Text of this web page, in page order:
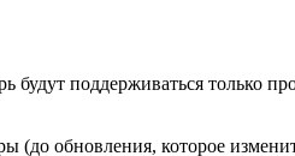
будут поддерживаться только
(до обновления, которое